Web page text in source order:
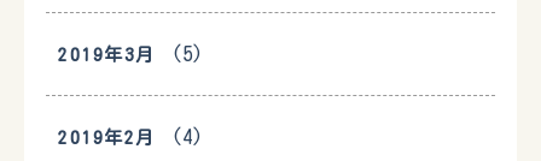
2019年3月 (5)
2019年2月 (4)